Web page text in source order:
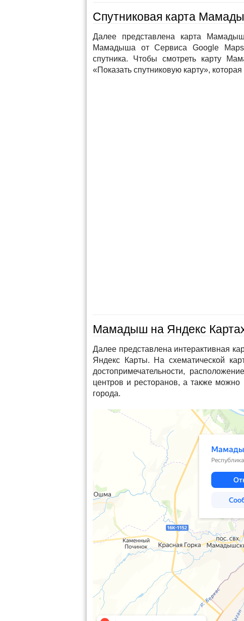
Спутниковая карта
Далее представлена карта
Мамадыша от Сервиса Google
спутника. Чтобы смотреть карту
«Показать спутниковую карту»,
Мамадыш на Яндекс
Далее представлена интерактивная
Яндекс Карты. На схематической
достопримечательности,
центров и ресторанов, а также
города.